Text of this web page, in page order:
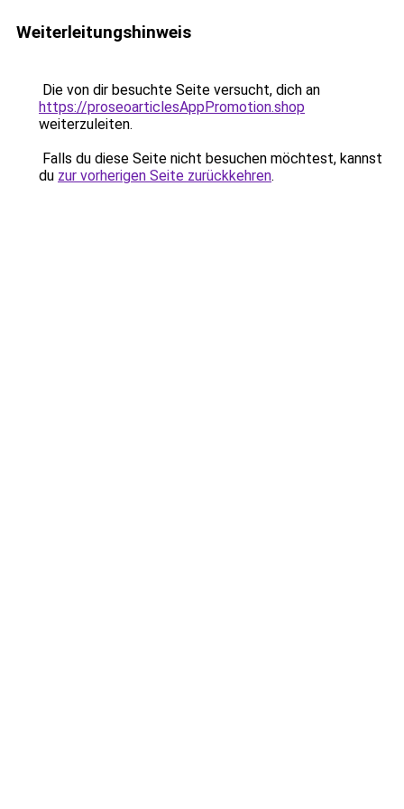
Weiterleitungshinweis
Die von dir besuchte Seite versucht, dich an
https://proseoarticlesAppPromotion.shop
weiterzuleiten.
Falls du diese Seite nicht besuchen möchtest, kannst
du zur vorherigen Seite zurückkehren.